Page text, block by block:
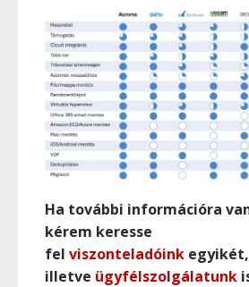
Ha további információra
kérem keresse
fel viszonteladóink egyikét,
illetve ügyfélszolgálatunk